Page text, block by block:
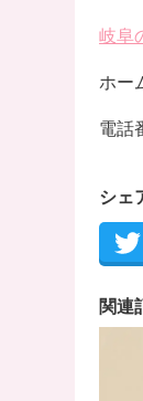
岐阜
ホー
電話
シェ
関連